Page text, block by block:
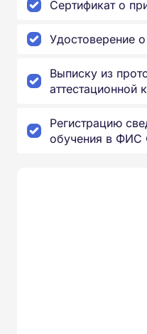
Сертификат о
Удостоверение
Выписку из
аттестационной
Регистрацию
обучения в